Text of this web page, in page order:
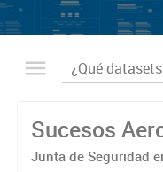
Sucesos
Junta de Seguridad